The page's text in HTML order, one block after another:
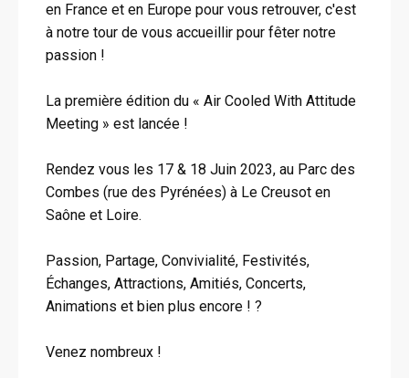
en France et en Europe pour vous retrouver, c'est
à notre tour de vous accueillir pour fêter notre
passion !
La première édition du « Air Cooled With Attitude
Meeting » est lancée !
Rendez vous les 17 & 18 Juin 2023, au Parc des
Combes (rue des Pyrénées) à Le Creusot en
Saône et Loire.
Passion, Partage, Convivialité, Festivités,
Échanges, Attractions, Amitiés, Concerts,
Animations et bien plus encore ! ?
Venez nombreux !